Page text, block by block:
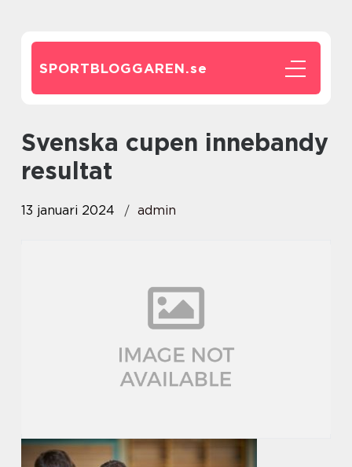
SPORTBLOGGAREN.se
svenska cupen innebandy
resultat
13 januari 2024 admin